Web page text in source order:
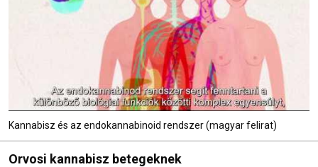
Kannabisz és az endokannabinoid rendszer (magyar felirat)
Orvosi kannabisz betegeknek